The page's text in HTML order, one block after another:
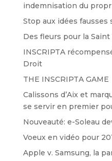
indemnisation du
Stop aux idées fausses
Des fleurs pour la
INSCRIPTA
Droit
THE INSCRIPTA GAME
Calissons d’Aix et
se servir en premier
Nouveauté: e-Soleau
Voeux en vidéo pour
Apple v. Samsung, la